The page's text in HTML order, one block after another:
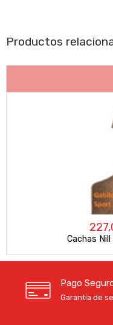
Productos
Cachas Nill
Pago
Garantía de